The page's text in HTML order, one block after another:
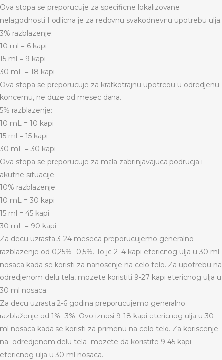
Ova stopa se preporucuje za specificne lokalizovane
nelagodnosti I odlicna je za redovnu svakodnevnu upotrebu ulja.
3% razblazenje:
10 ml = 6 kapi
15 ml = 9 kapi
30 mL = 18 kapi
Ova stopa se preporucuje za kratkotrajnu upotrebu u odredjenu
koncernu, ne duze od mesec dana.
5% razblazenje:
10 mL = 10 kapi
15 ml = 15 kapi
30 mL = 30 kapi
Ova stopa se preporucuje za mala zabrinjavajuca podrucja i
akutne situacije.
10% razblazenje:
10 mL = 30 kapi
15 ml = 45 kapi
30 mL = 90 kapi
Za decu uzrasta 3-24 meseca preporucujemo generalno
razblazenje od 0,25% -0,5%. To je 2–4 kapi etericnog ulja u 30 ml
nosaca kada se koristi za nanosenje na celo telo. Za upotrebu na
odredjenom delu tela, mozete koristiti 9-27 kapi etericnog ulja u
30 ml nosaca.
Za decu uzrasta 2-6 godina preporucujemo generalno
razblaženje od 1% -3%. Ovo iznosi 9-18 kapi etericnog ulja u 30
ml nosaca kada se koristi za primenu na celo telo. Za koriscenje
na odredjenom delu tela mozete da koristite 9-45 kapi
etericnog ulja u 30 ml nosaca.